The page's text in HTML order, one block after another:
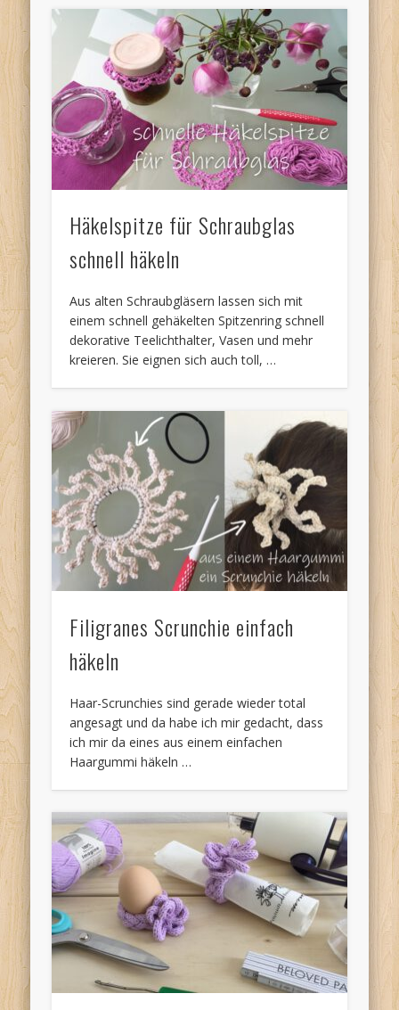
Häkelspitze für Schraubglas
schnell häkeln
Aus alten Schraubgläsern lassen sich mit
einem schnell gehäkelten Spitzenring schnell
dekorative Teelichthalter, Vasen und mehr
kreieren. Sie eignen sich auch toll, …
Filigranes Scrunchie einfach
häkeln
Haar-Scrunchies sind gerade wieder total
angesagt und da habe ich mir gedacht, dass
ich mir da eines aus einem einfachen
Haargummi häkeln …